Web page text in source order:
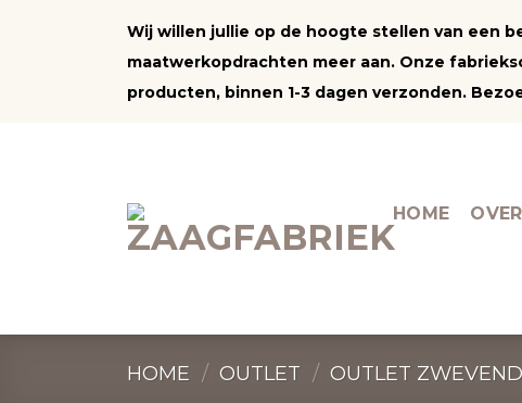
Wij willen jullie op de hoogte stellen van een
maatwerkopdrachten meer aan. Onze
producten, binnen 1-3 dagen verzonden.
HOME
HOME / OUTLET / OUTLET